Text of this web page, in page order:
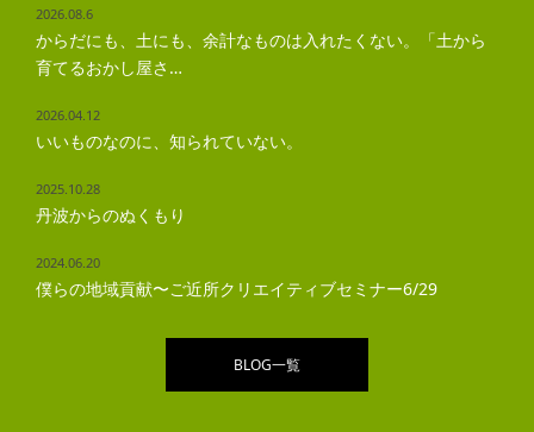
2026.08.6
からだにも、土にも、余計なものは入れたくない。「土から
育てるおかし屋さ…
2026.04.12
いいものなのに、知られていない。
2025.10.28
丹波からのぬくもり
2024.06.20
僕らの地域貢献〜ご近所クリエイティブセミナー6/29
BLOG一覧